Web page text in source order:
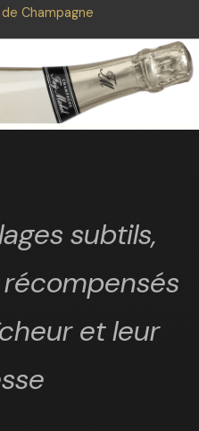
Champagne
subtils,
et leur